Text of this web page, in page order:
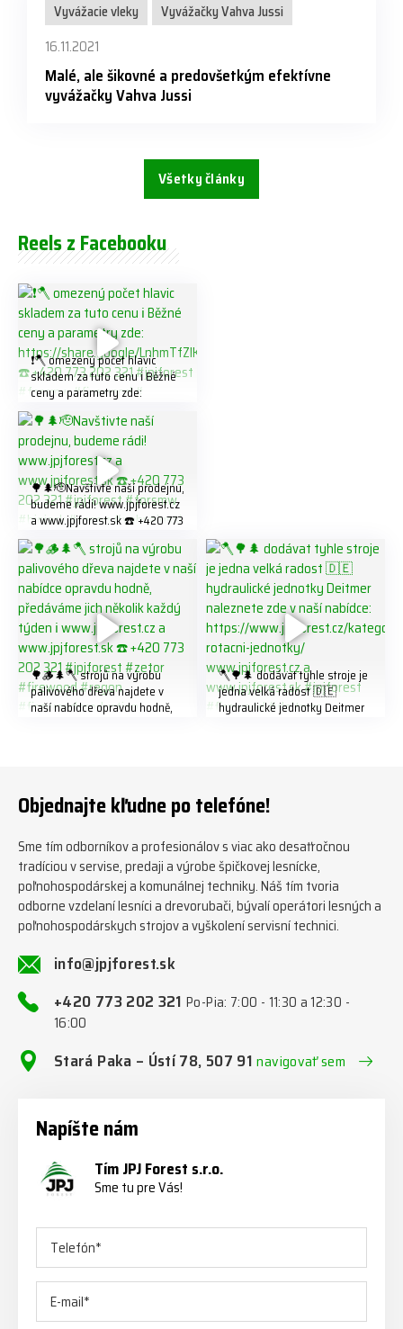
Vyvážacie vleky
Vyvážačky Vahva Jussi
16.11.2021
Malé, ale šikovné a predovšetkým efektívne
vyvážačky Vahva Jussi
Všetky články
Reels z Facebooku
❗️🪓 omezený počet hlavic
skladem za tuto cenu ℹ️ Běžné
ceny a parametry zde:
https://share.google/LnhmTfZl
K8W5t7i6o ☎️ +420 773 202
321 #jpjforest #forsmw
#firewood #
🌳🌲🫡Navštivte naší prodejnu,
budeme rádi! www.jpjforest.cz
a www.jpjforest.sk ☎️ +420 773
202 321 #jpjforest #forsmw
#biojack #regon #vahvajussi
🌳🪵🌲🪓 strojů na výrobu
palivového dřeva najdete v
naší nabídce opravdu hodně,
#firewoodproduction
🪓🌳🌲 dodávat tyhle stroje je
jedna velká radost 🇩🇪
hydraulické jednotky Deitmer
#firewood #deitmer
Objednajte kľudne po telefóne!
Sme tím odborníkov a profesionálov s viac ako desaťročnou
tradíciou v servise, predaji a výrobe špičkovej lesnícke,
poľnohospodárskej a komunálnej techniky. Náš tím tvoria
odborne vzdelaní lesníci a drevorubači, bývalí operátori lesných a
poľnohospodárskych strojov a vyškolení servisní technici.
info@jpjforest.sk
+420 773 202 321Po-Pia: 7:00 - 11:30 a 12:30 -
16:00
Stará Paka – Ústí 78, 507 91navigovať sem
Napíšte nám
Tím JPJ Forest s.r.o.
Sme tu pre Vás!